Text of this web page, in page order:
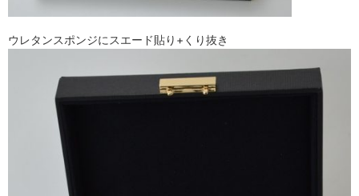
ウレタンスポンジにスエード貼り+くり抜き